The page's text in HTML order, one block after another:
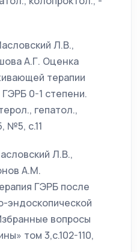
Л.В.,
А.Г. Оценка
терапии
0-1 степени.
гепатол.,
№5, с.11
Л.В.,
А.М.
ГЭРБ после
эндоскопической
вопросы
том 3,с.102-110,